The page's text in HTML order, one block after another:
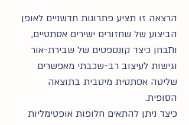
הרצאה זו תציע פתרונות חדשניים לאופן
הביצוע של שחזורים ישירים אסתטיים,
ותבחן כיצד קונספטים של שבירת-אור
וגישות לעיצוב רב-שכבתי מאפשרים
שליטה אסתטית מיטבית בתוצאה
הסופית.
כיצד ניתן להתאים חלופות אופטימליות